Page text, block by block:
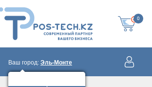
0
Ваш город: Эль-Монте